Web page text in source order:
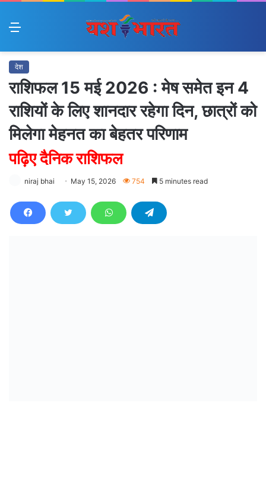
Menu
देश
राशिफल 15 मई 2026 : मेष समेत इन 4
राशियों के लिए शानदार रहेगा दिन, छात्रों को
मिलेगा मेहनत का बेहतर परिणाम
पढ़िए दैनिक राशिफल
niraj bhai May 15, 2026 754 5 minutes read